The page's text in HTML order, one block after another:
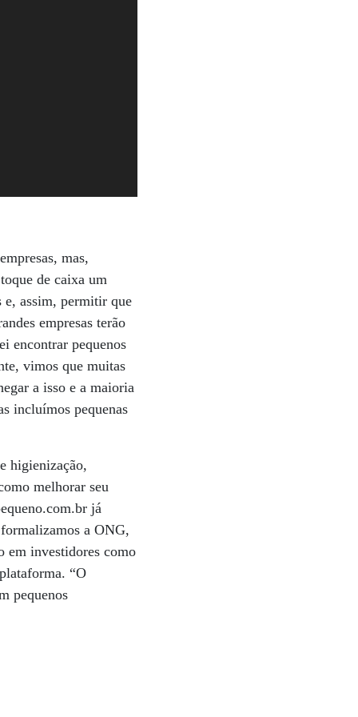
mas,
de caixa um
e, assim, permitir que
empresas terão
encontrar pequenos
vimos que muitas
a isso e a maioria
incluímos pequenas
higienização,
melhorar seu
já
a ONG,
em investidores como
“O
pequenos